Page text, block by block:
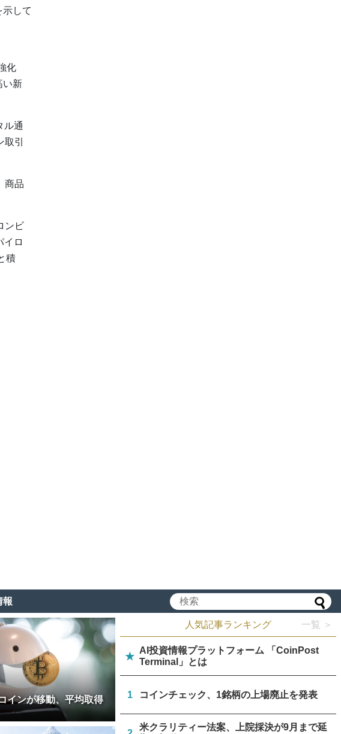
して
化
い新
ル通
引
商品
ンビ
イロ
積
報
インが移動、平均取得
人気記事ランキング 一覧 ＞
★
AI投資情報プラットフォーム 「CoinPost
Terminal」とは
1 コインチェック、1銘柄の上場廃止を発表
米クラリティー法案、上院採決が9月まで延